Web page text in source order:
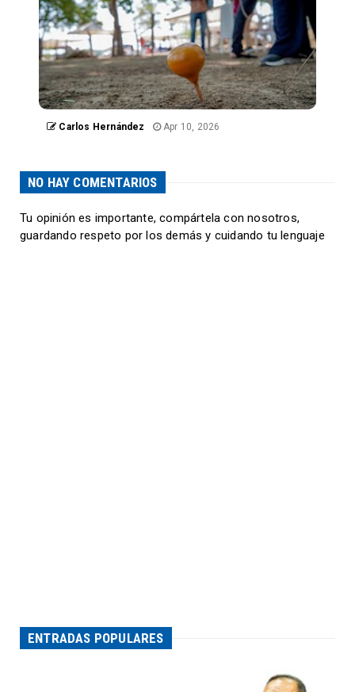
Carlos Hernández Apr 10, 2026
NO HAY COMENTARIOS
Tu opinión es importante, compártela con nosotros,
guardando respeto por los demás y cuidando tu lenguaje
ENTRADAS POPULARES